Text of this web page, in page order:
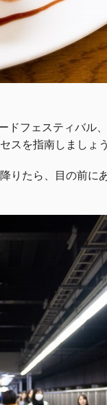
ドフェスティバル
スを指南しましょう
りたら、目の前